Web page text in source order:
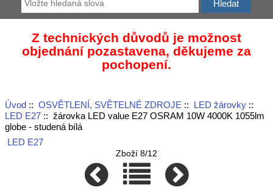
Z technických důvodů je možnost
objednání pozastavena, děkujeme za
pochopení.
Úvod:: OSVĚTLENÍ, SVĚTELNÉ ZDROJE :: LED žárovky::
LED E27:: žárovka LED value E27 OSRAM 10W 4000K 1055lm
globe - studená bílá
LED E27
Zboží 8/12